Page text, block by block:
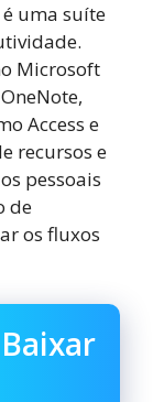
uma suíte
Microsoft
Access e
recursos e
pessoais
de
os fluxos